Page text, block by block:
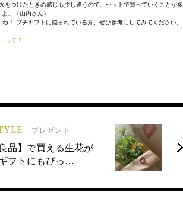
をつけたときの感じも少し違うので、セットで買っていくことが多
」（山内さん）
！ プチギフトに悩まれている方、ぜひ参考にしてみてください。
って？
プレゼント
品】で買える生花が
フトにもぴっ…